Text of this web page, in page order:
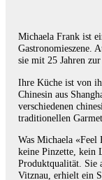
Michaela Frank ist
Gastronomieszene.
sie mit 25 Jahren
Ihre Küche ist von
Chinesin aus
verschiedenen
traditionellen
Was Michaela
keine Pinzette, kein
Produktqualität. Sie
Vitznau, erhielt ein